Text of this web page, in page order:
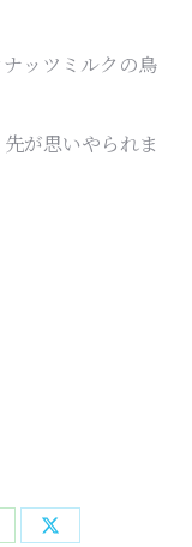
ッツミルクの鳥
が思いやられま
Share